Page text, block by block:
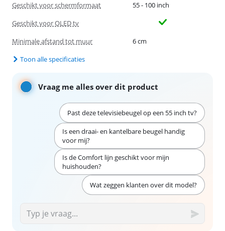
Geschikt voor schermformaat
55 - 100 inch
Geschikt voor OLED tv
Minimale afstand tot muur
6 cm
Toon alle specificaties
Vraag me alles over dit product
Past deze televisiebeugel op een 55 inch tv?
Is een draai- en kantelbare beugel handig
voor mij?
Is de Comfort lijn geschikt voor mijn
huishouden?
Wat zeggen klanten over dit model?